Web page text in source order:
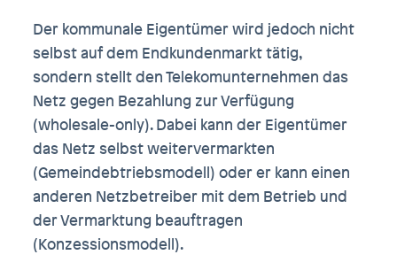
Der kommunale Eigentümer wird jedoch nicht
selbst auf dem Endkundenmarkt tätig,
sondern stellt den Telekomunternehmen das
Netz gegen Bezahlung zur Verfügung
(wholesale-only). Dabei kann der Eigentümer
das Netz selbst weitervermarkten
(Gemeindebtriebsmodell) oder er kann einen
anderen Netzbetreiber mit dem Betrieb und
der Vermarktung beauftragen
(Konzessionsmodell).